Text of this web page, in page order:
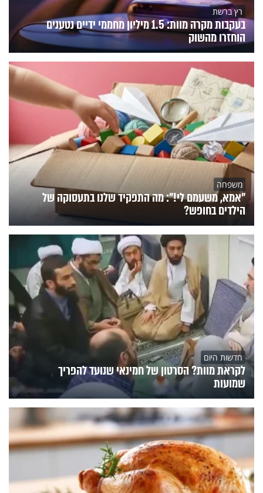
רץ ברשת
בעקבות מקרה מוות: 1.5 מיליון מחממי ידיים נטענים
הוחזרו מהשוק
משפחה
"אמא, משעמם לי!": מה התפקיד שלנו בתעסוקה של
הילדים בחופש?
חדשות היום
לקראת מוות? הסרטון של חמינאי שנועד להפריך
שמועות